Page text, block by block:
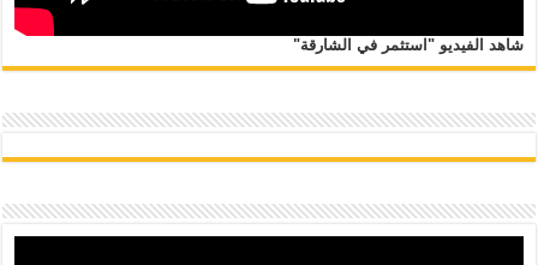
شاهد الفيديو "استثمر في الشارقة"